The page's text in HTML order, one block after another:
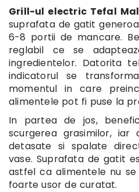
Grill-ul electric Tefal
suprafata de gatit
6-8 portii de mancare.
reglabil ce se
ingredientelor. Datorita
indicatorul se
momentul in care
alimentele pot fi puse la
In partea de jos,
scurgerea grasimilor,
detasate si spalate
vase. Suprafata de gatit
astfel ca alimentele nu
foarte usor de curatat.